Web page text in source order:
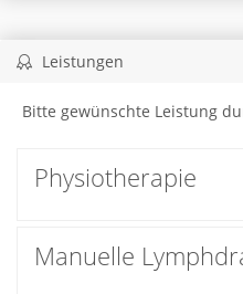
Leistungen
Bitte gewünschte Leistung
Physiotherapie
Manuelle